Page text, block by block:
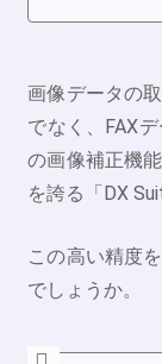
画像データの
でなく、FAX
の画像補正機
を誇る 「DX
この高い精度
でしょうか。